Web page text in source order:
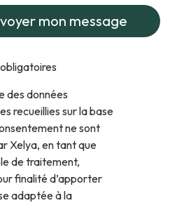
des données
recueillies sur la base
ne sont
Xelya, en tant que
de traitement,
finalité d’apporter
adaptée à la